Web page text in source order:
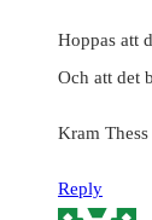
Hoppas att
Och att det
Kram Thess
Reply